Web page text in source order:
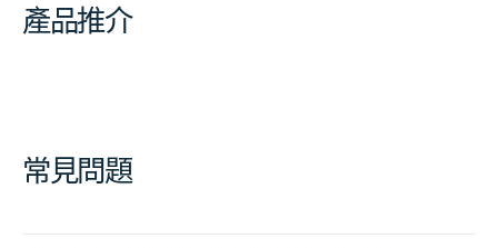
產品推介
常見問題